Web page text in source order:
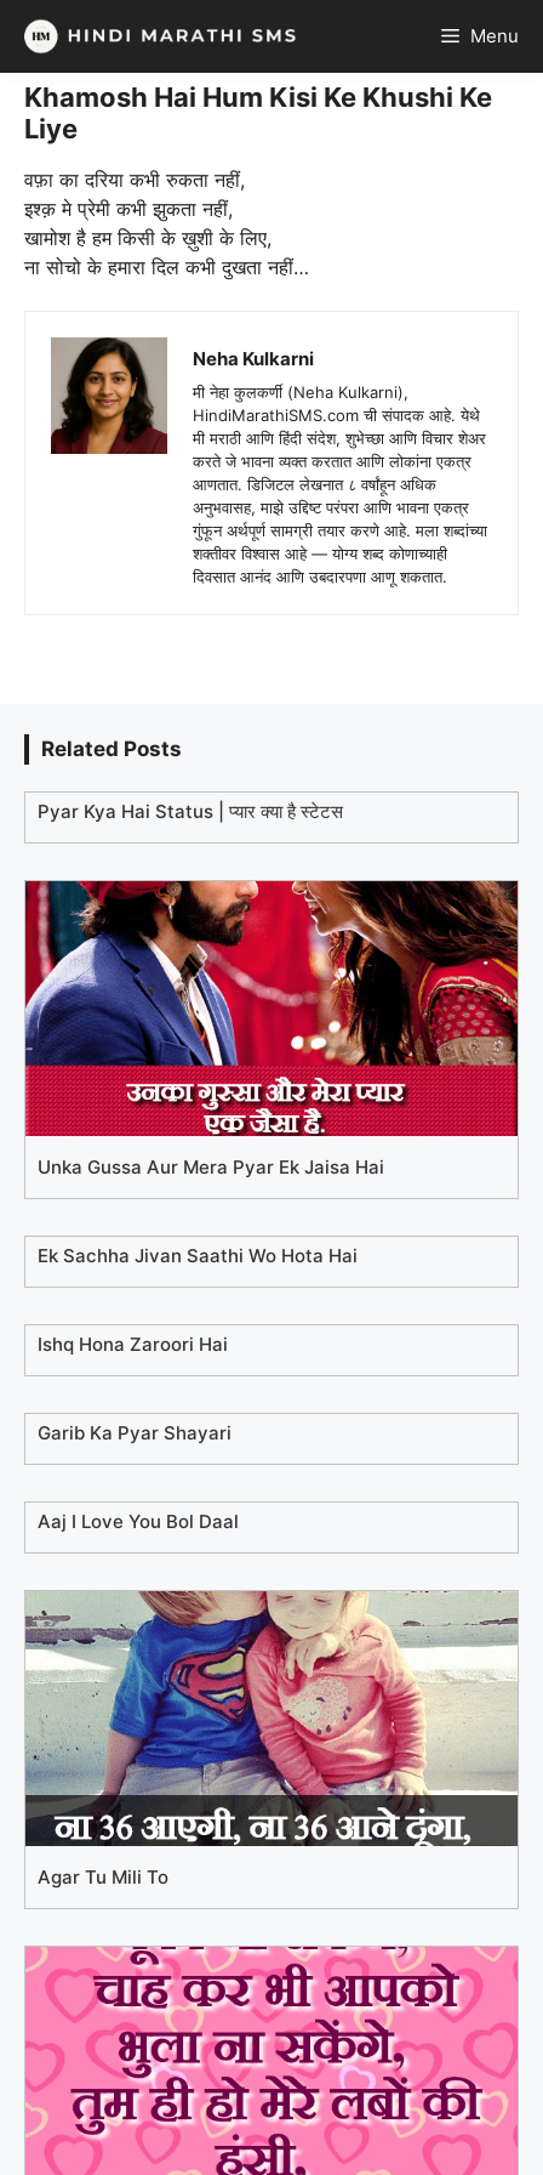
Skip
content
Menu
Khamosh Hai Hum Kisi Ke Khushi Ke
Liye
वफ़ा का दरिया कभी रुकता नहीं,
इश्क़ मे प्रेमी कभी झुकता नहीं,
खामोश है हम किसी के ख़ुशी के लिए,
ना सोचो के हमारा दिल कभी दुखता नहीं…
Neha Kulkarni
मी नेहा कुलकर्णी (Neha Kulkarni),
HindiMarathiSMS.com ची संपादक आहे. येथे
मी मराठी आणि हिंदी संदेश, शुभेच्छा आणि विचार शेअर
करते जे भावना व्यक्त करतात आणि लोकांना एकत्र
आणतात. डिजिटल लेखनात ८ वर्षांहून अधिक
अनुभवासह, माझे उद्दिष्ट परंपरा आणि भावना एकत्र
गुंफून अर्थपूर्ण सामग्री तयार करणे आहे. मला शब्दांच्या
शक्तीवर विश्वास आहे — योग्य शब्द कोणाच्याही
दिवसात आनंद आणि उबदारपणा आणू शकतात.
Related Posts
Pyar Kya Hai Status | प्यार क्या है स्टेटस
Unka Gussa Aur Mera Pyar Ek Jaisa Hai
Ek Sachha Jivan Saathi Wo Hota Hai
Ishq Hona Zaroori Hai
Garib Ka Pyar Shayari
Aaj I Love You Bol Daal
Agar Tu Mili To